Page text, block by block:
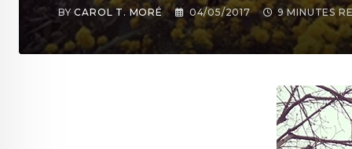
BYCAROL T. MORÉ 04/05/2017 9 MINUTES